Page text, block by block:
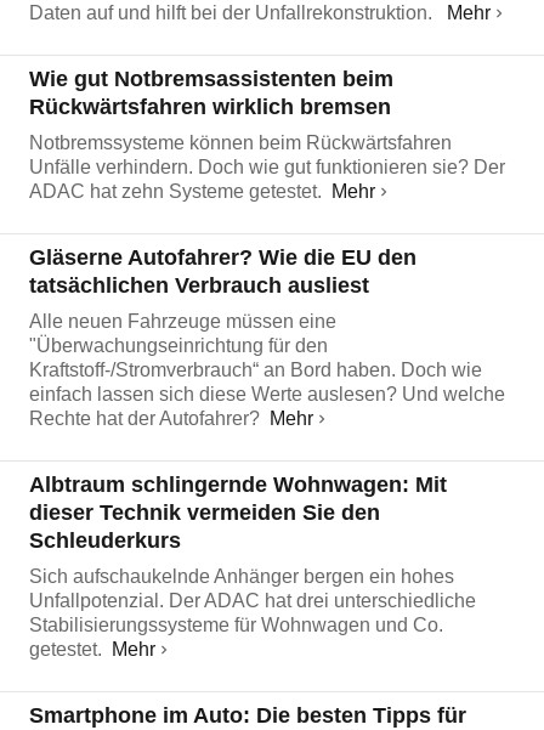
Daten auf und hilft bei der Unfallrekonstruktion.
Mehr
Wie gut Notbremsassistenten beim
Rückwärtsfahren wirklich bremsen
Notbremssysteme können beim Rückwärtsfahren
Unfälle verhindern. Doch wie gut funktionieren sie? Der
ADAC hat zehn Systeme getestet.
Mehr
Gläserne Autofahrer? Wie die EU den
tatsächlichen Verbrauch ausliest
Alle neuen Fahrzeuge müssen eine
"Überwachungseinrichtung für den
Kraftstoff-/Stromverbrauch“ an Bord haben. Doch wie
einfach lassen sich diese Werte auslesen? Und welche
Rechte hat der Autofahrer? Mehr
Albtraum schlingernde Wohnwagen: Mit
dieser Technik vermeiden Sie den
Schleuderkurs
Sich aufschaukelnde Anhänger bergen ein hohes
Unfallpotenzial. Der ADAC hat drei unterschiedliche
Stabilisierungssysteme für Wohnwagen und Co.
getestet.
Mehr
Smartphone im Auto: Die besten Tipps für